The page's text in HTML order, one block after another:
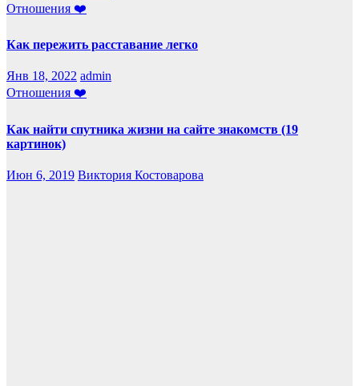
Отношения ❤️
Как пережить расставание легко
Янв 18, 2022 admin
Отношения ❤️
Как найти спутника жизни на сайте знакомств (19
картинок)
Июн 6, 2019 Виктория Костоварова